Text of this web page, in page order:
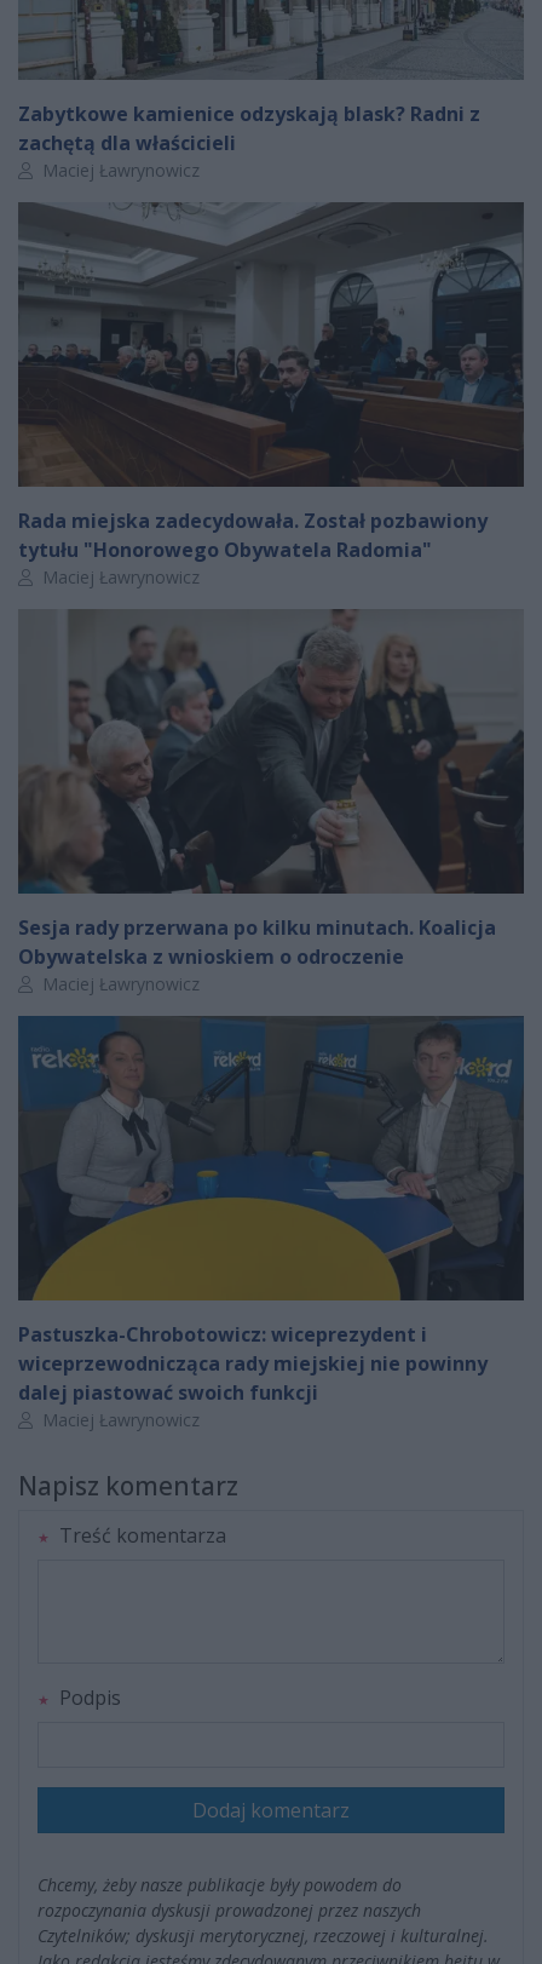
Zabytkowe kamienice odzyskają blask? Radni z
zachętą dla właścicieli
Autor artykułu:
Maciej Ławrynowicz
Rada miejska zadecydowała. Został pozbawiony
tytułu "Honorowego Obywatela Radomia"
Autor artykułu:
Maciej Ławrynowicz
Sesja rady przerwana po kilku minutach. Koalicja
Obywatelska z wnioskiem o odroczenie
Autor artykułu:
Maciej Ławrynowicz
Pastuszka-Chrobotowicz: wiceprezydent i
wiceprzewodnicząca rady miejskiej nie powinny
dalej piastować swoich funkcji
Autor artykułu:
Maciej Ławrynowicz
Napisz komentarz
Treść komentarza
Podpis
Dodaj komentarz
Chcemy, żeby nasze publikacje były powodem do
rozpoczynania dyskusji prowadzonej przez naszych
Czytelników; dyskusji merytorycznej, rzeczowej i kulturalnej.